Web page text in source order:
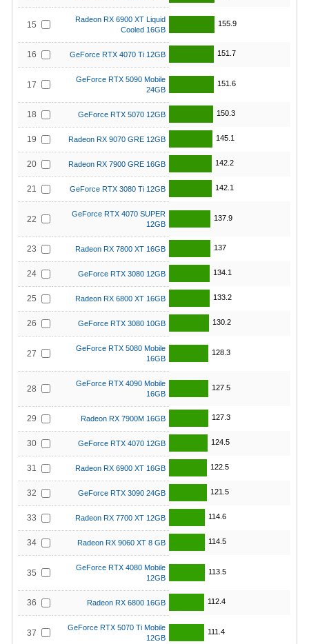
15
Radeon RX 6900 XT Liquid
Cooled 16GB
155.9
16 GeForce RTX 4070 Ti 12GB 151.7
17
GeForce RTX 5090 Mobile
24GB
151.6
18 GeForce RTX 5070 12GB 150.3
19 Radeon RX 9070 GRE 12GB 145.1
20 Radeon RX 7900 GRE 16GB 142.2
21 GeForce RTX 3080 Ti 12GB 142.1
22
GeForce RTX 4070 SUPER
12GB
137.9
23 Radeon RX 7800 XT 16GB 137
24 GeForce RTX 3080 12GB 134.1
25 Radeon RX 6800 XT 16GB 133.2
26 GeForce RTX 3080 10GB 130.2
27
GeForce RTX 5080 Mobile
16GB
128.3
28
GeForce RTX 4090 Mobile
16GB
127.5
29 Radeon RX 7900M 16GB 127.3
30 GeForce RTX 4070 12GB 124.5
31 Radeon RX 6900 XT 16GB 122.5
32 GeForce RTX 3090 24GB 121.5
33 Radeon RX 7700 XT 12GB 114.6
34 Radeon RX 9060 XT 8 GB 114.5
35
GeForce RTX 4080 Mobile
12GB
113.5
36 Radeon RX 6800 16GB 112.4
37
GeForce RTX 5070 Ti Mobile
12GB
111.4